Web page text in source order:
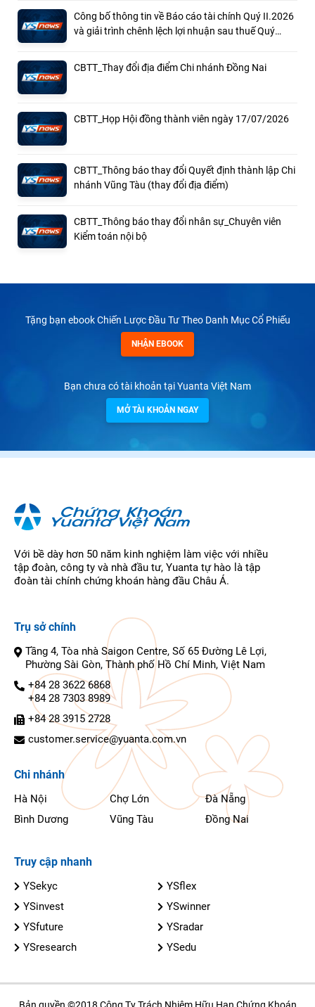
Công bố thông tin về Báo cáo tài chính Quý II.2026
và giải trình chênh lệch lợi nhuận sau thuế Quý
CBTT_Thay đổi địa điểm Chi nhánh Đồng Nai
CBTT_Họp Hội đồng thành viên ngày 17/07/2026
CBTT_Thông báo thay đổi Quyết định thành lập Chi
nhánh Vũng Tàu (thay đổi địa điểm)
CBTT_Thông báo thay đổi nhân sự_Chuyên viên
Kiểm toán nội bộ
Tặng bạn ebook Chiến Lược Đầu Tư Theo Danh Mục Cổ Phiếu
NHẬN EBOOK
Bạn chưa có tài khoản tại Yuanta Việt Nam
MỞ TÀI KHOẢN NGAY
Với bề dày hơn 50 năm kinh nghiệm làm việc với nhiều
tập đoàn, công ty và nhà đầu tư, Yuanta tự hào là tập
đoàn tài chính chứng khoán hàng đầu Châu Á.
Trụ sở chính
Tầng 4, Tòa nhà Saigon Centre, Số 65 Đường Lê Lợi,
Phường Sài Gòn, Thành phố Hồ Chí Minh, Việt Nam
+84 28 3622 6868
+84 28 7303 8989
+84 28 3915 2728
customer.service@yuanta.com.vn
Chi nhánh
Hà Nội Chợ Lớn
Đà Nẵng
Bình Dương
Vũng Tàu Đồng Nai
Truy cập nhanh
YSekyc
YSflex
YSinvest
YSwinner
YSfuture
YSradar
YSresearch
YSedu